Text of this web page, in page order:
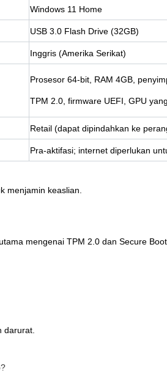
Windows 11 Home
USB 3.0 Flash Drive (32GB)
Inggris (Amerika Serikat)
Prosesor 64-bit, RAM 4GB,
TPM 2.0, firmware UEFI, GPU
Retail (dapat dipindahkan ke
Pra-aktifasi; internet diperlukan
menjamin keaslian.
mengenai TPM 2.0 dan Secure Boot.
darurat.